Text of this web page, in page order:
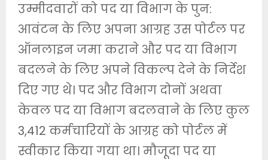
उम्मीदवारों को पद या विभाग के पुन:
आवंटन के लिए अपना आग्रह उस पोर्टल पर
ऑनलाइन जमा कराने और पद या विभाग
बदलने के लिए अपने विकल्प देने के निर्देश
दिए गए थे। पद और विभाग दोनों अथवा
केवल पद या विभाग बदलवाने के लिए कुल
3,412 कर्मचारियों के आग्रह को पोर्टल में
स्वीकार किया गया था। मौजूदा पद या